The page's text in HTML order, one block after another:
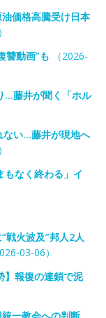
価格高騰受け日本
動画”も （2026-
…藤井が聞く「ホル
い…藤井が現地へ
なく終わる」イ
火波及”邦人2人
03-06）
報復の連鎖で泥